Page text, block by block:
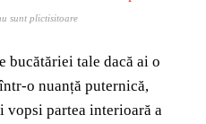
sunt plictisitoare
bucătăriei tale dacă ai o
o nuanță puternică,
vopsi partea interioară a